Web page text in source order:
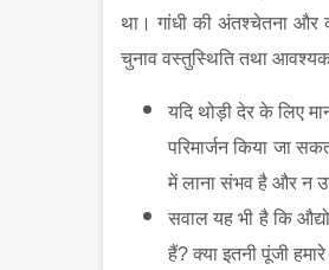
था। गांधी की अंतश्चेतना और
चुनाव वस्तुस्थिति तथा
यदि थोड़ी देर के लिए
परिमार्जन किया जा
में लाना संभव है और न
सवाल यह भी है कि
हैं? क्या इतनी पूंजी